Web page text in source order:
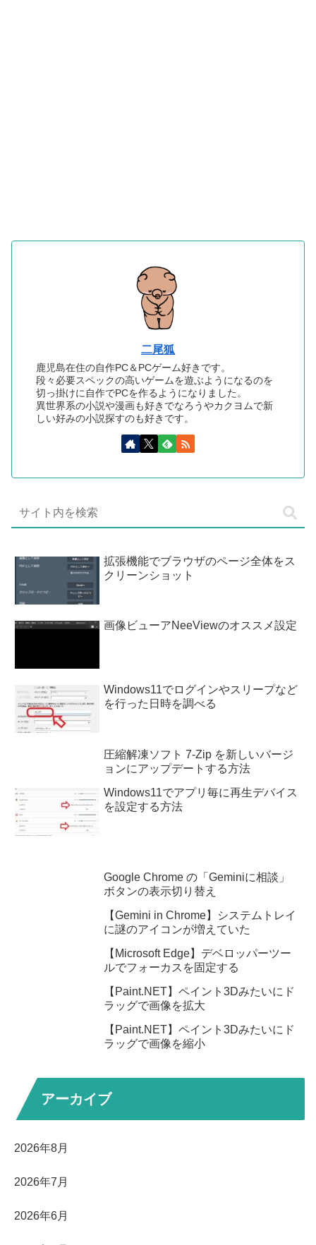
二尾狐
鹿児島在住の自作PC＆PCゲーム好きです。
段々必要スペックの高いゲームを遊ぶようになるのを
切っ掛けに自作でPCを作るようになりました。
異世界系の小説や漫画も好きでなろうやカクヨムで新
しい好みの小説探すのも好きです。
拡張機能でブラウザのページ全体をス
クリーンショット
画像ビューアNeeViewのオススメ設定
Windows11でログインやスリープなど
を行った日時を調べる
圧縮解凍ソフト 7-Zip を新しいバージ
ョンにアップデートする方法
Windows11でアプリ毎に再生デバイス
を設定する方法
Google Chrome の「Geminiに相談」
ボタンの表示切り替え
【Gemini in Chrome】システムトレイ
に謎のアイコンが増えていた
【Microsoft Edge】デベロッパーツー
ルでフォーカスを固定する
【Paint.NET】ペイント3Dみたいにド
ラッグで画像を拡大
【Paint.NET】ペイント3Dみたいにド
ラッグで画像を縮小
アーカイブ
2026年8月
2026年7月
2026年6月